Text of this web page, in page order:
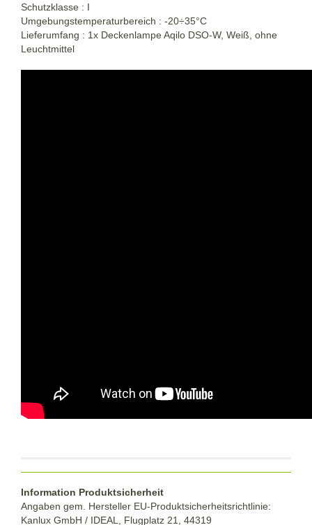
Schutzklasse : I
Umgebungstemperaturbereich : -20÷35°C
Lieferumfang : 1x Deckenlampe Aqilo DSO-W, Weiß, ohne
Leuchtmittel
Information Produktsicherheit
Angaben gem. Hersteller EU-Produktsicherheitsrichtlinie:
Kanlux GmbH / IDEAL, Flugplatz 21, 44319